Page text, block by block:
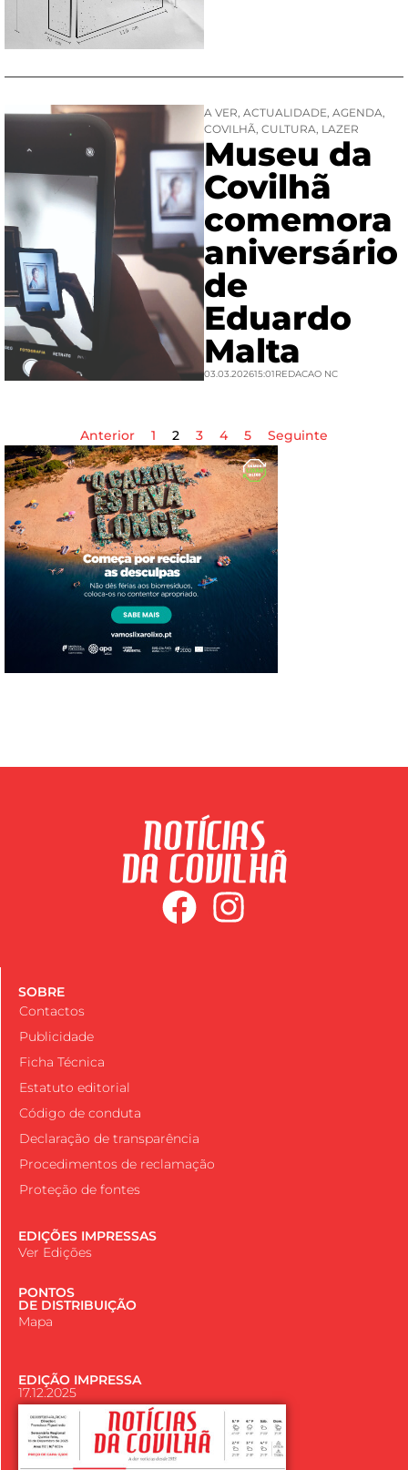
A VER, ACTUALIDADE, AGENDA,
COVILHÃ, CULTURA, LAZER
Museu da
Covilhã
comemora
aniversário
de
Eduardo
Malta
03.03.202615:01REDACAO NC
Anterior 1 2 3 4 5 Seguinte
SOBRE
Contactos
Publicidade
Ficha Técnica
Estatuto editorial
Código de conduta
Declaração de transparência
Procedimentos de reclamação
Proteção de fontes
EDIÇÕES IMPRESSAS
Ver Edições
PONTOS
DE DISTRIBUIÇÃO
Mapa
EDIÇÃO IMPRESSA
17.12.2025